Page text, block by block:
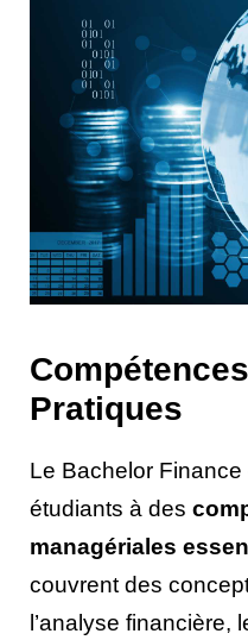
Pratiques
Le Bachelor
étudiants à des
managériales
couvrent des
l’analyse financière,